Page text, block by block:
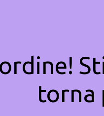
torna